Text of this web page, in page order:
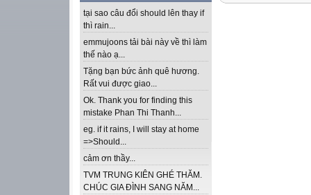
tại sao câu đổi should lên thay if
thì rain...
emmujoons tải bài này về thì làm
thế nào ạ...
Tặng bạn bức ảnh quê hương.
Rất vui được giao...
Ok. Thank you for finding this
mistake Phan Thi Thanh...
eg. if it rains, I will stay at home
=>Should...
cảm ơn thầy...
TVM TRUNG KIÊN GHÉ THĂM.
CHÚC GIA ĐÌNH SANG NĂM...